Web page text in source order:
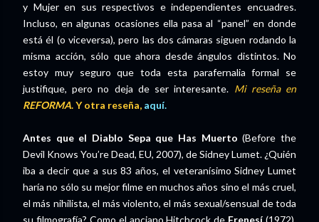
y Mujer en sus respectivos e independientes encuadres.
Incluso, en algunas ocasiones ella pasa al “panel” en donde
está él (o viceversa), pero las dos cámaras siguen rodando la
misma acción, sólo que ahora desde ángulos distintos. No
estoy muy seguro que toda esta parafernalia formal se
justifique, pero no deja de ser interesante. Mi reseña en
REFORMA. Y otra reseña, aquí.
Antes que el Diablo Sepa que Has Muerto (Before the
Devil Knows You’re Dead, EU, 2007), de Sidney Lumet. ¿Quién
iba a decir que a sus 83 años, el veteranísimo Sidney Lumet
haría no sólo su mejor filme en muchos años sino el más cruel,
el más nihilista, el más violento, el más sexual/sensual de toda
su filmografía? Como el anciano Hitchcock de Frenesí (1972),